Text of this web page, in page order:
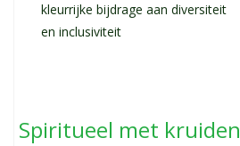
kleurrijke bijdrage aan diversiteit
en inclusiviteit
Spiritueel met kruiden